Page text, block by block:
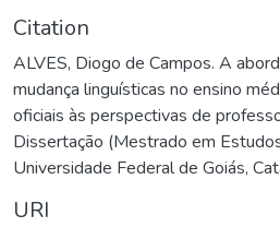
Citation
ALVES, Diogo de Campos. A
mudança linguísticas no ensino
oficiais às perspectivas de
Dissertação (Mestrado em
Universidade Federal de Goiás,
URI